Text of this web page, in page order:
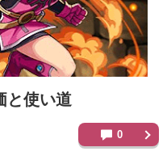
と使い道
0